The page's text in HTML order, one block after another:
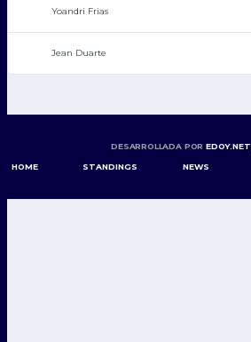
Yoandri Frias
Jean Duarte
DESARROLLADA POR EDOY.NET
HOME STANDINGS NEWS